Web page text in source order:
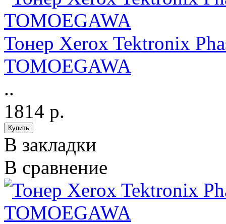
Тонер Xerox Tektronix
TOMOEGAWA
..
1814 р.
В закладки
В сравнение